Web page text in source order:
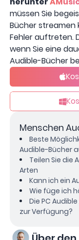
müssen Sie
Bücher streamen
Fehler auftreten.
wenn Sie eine
Audible-Bücher
Menschen
Beste
Audible-Bücher
Teilen Sie die
Arten
Kann ich ein
Wie füge ich
Die PC
zur Verfügung?